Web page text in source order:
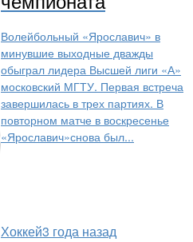
Волейбольный «Ярославич» в
минувшие выходные дважды
обыграл лидера Высшей лиги «А»
московский МГТУ. Первая встреча
завершилась в трех партиях. В
повторном матче в воскресенье
«Ярославич»снова был...
Хоккей3 года назад